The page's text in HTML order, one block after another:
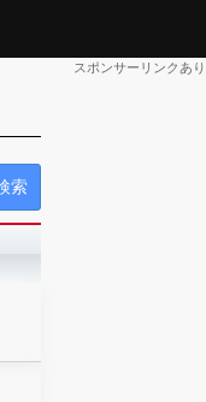
スポンサーリンクあり